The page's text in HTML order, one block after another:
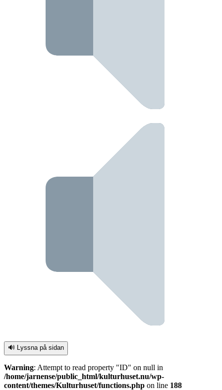
🔊 Lyssna på sidan
Warning: Attempt to read property "ID" on null in
/home/jarnense/public_html/kulturhuset.nu/wp-
content/themes/Kulturhuset/functions.php on line 188